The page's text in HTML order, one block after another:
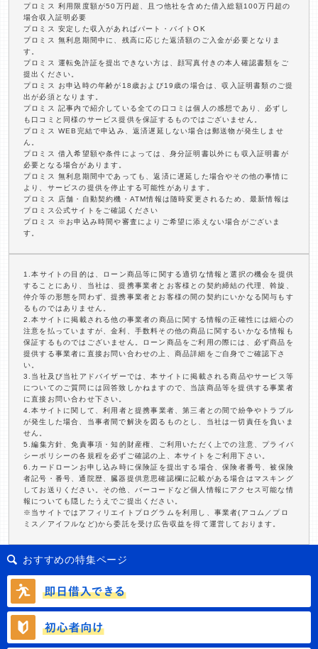
プロミス 利用限度額が50万円超、且つ他社を含めた借入総額100万円超の
場合収入証明必要
プロミス 安定した収入があればパート・バイトOK
プロミス 無利息期間中に、残高に応じた返済額のご入金が必要となりま
す。
プロミス 運転免許証を提出できない方は、顔写真付きの本人確認書類をご
提出ください。
プロミス お申込時の年齢が18歳および19歳の場合は、収入証明書類のご提
出が必須となります。
プロミス 記事内で紹介している全ての口コミは個人の感想であり、必ずし
も口コミと同様のサービス提供を保証するものではございません。
プロミス WEB完結で申込み、返済遅延しない場合は郵送物が発生しませ
ん。
プロミス 借入希望額や条件によっては、身分証明書以外にも収入証明書が
必要となる場合があります。
プロミス 無利息期間中であっても、返済に遅延した場合やその他の事情に
より、サービスの提供を停止する可能性があります。
プロミス 店舗・自動契約機・ATM情報は随時変更されるため、最新情報は
プロミス公式サイトをご確認ください
プロミス ※お申込み時間や審査によりご希望に添えない場合がございま
す。
1.本サイトの目的は、ローン商品等に関する適切な情報と選択の機会を提供
することにあり、当社は、提携事業者とお客様との契約締結の代理、斡旋、
仲介等の形態を問わず、提携事業者とお客様の間の契約にいかなる関与もす
るものではありません。
2.本サイトに掲載される他の事業者の商品に関する情報の正確性には細心の
注意を払っていますが、金利、手数料その他の商品に関するいかなる情報も
保証するものではございません。ローン商品をご利用の際には、必ず商品を
提供する事業者に直接お問い合わせの上、商品詳細をご自身でご確認下さ
い。
3.当社及び当社アドバイザーでは、本サイトに掲載される商品やサービス等
についてのご質問には回答致しかねますので、当該商品等を提供する事業者
に直接お問い合わせ下さい。
4.本サイトに関して、利用者と提携事業者、第三者との間で紛争やトラブル
が発生した場合、当事者間で解決を図るものとし、当社は一切責任を負いま
せん。
5.編集方針、免責事項・知的財産権、ご利用いただく上での注意、プライバ
シーポリシーの各規程を必ずご確認の上、本サイトをご利用下さい。
6.カードローンお申し込み時に保険証を提出する場合、保険者番号、被保険
者記号・番号、通院歴、臓器提供意思確認欄に記載がある場合はマスキング
してお送りください。その他、バーコードなど個人情報にアクセス可能な情
報についても隠したうえでご提出ください。
※当サイトではアフィリエイトプログラムを利用し、事業者(アコム／プロ
ミス／アイフルなど)から委託を受け広告収益を得て運営しております。
おすすめの特集ページ